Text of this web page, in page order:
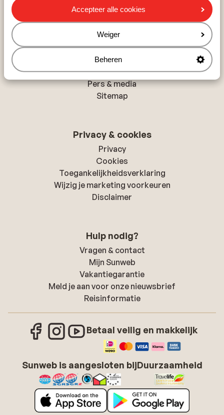
Accepteer alle cookies
Weiger
Beheren
Over Sunweb
Over Sunweb
Verantwoord op vakantie
Vacatures
Pers & media
Sitemap
Privacy & cookies
Privacy
Cookies
Toegankelijkheidsverklaring
Wijzig je marketing voorkeuren
Disclaimer
Hulp nodig?
Vragen & contact
Mijn Sunweb
Vakantiegarantie
Meld je aan voor onze nieuwsbrief
Reisinformatie
Betaal veilig en makkelijk
Sunweb is aangesloten bijDuurzaamheid